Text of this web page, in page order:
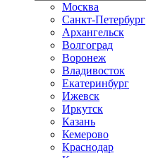
Москва
Санкт-Петербург
Архангельск
Волгоград
Воронеж
Владивосток
Екатеринбург
Ижевск
Иркутск
Казань
Кемерово
Краснодар